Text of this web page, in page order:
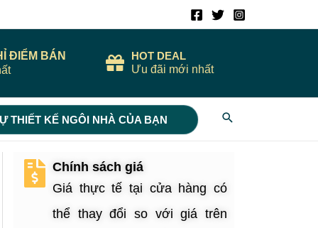
ĐIỂM BÁN
HOT DEAL
Ưu đãi mới nhất
THIẾT KẾ NGÔI NHÀ CỦA BẠN Search
Chính sách giá
Giá thực tế tại cửa hàng có
thể thay đổi so với giá trên